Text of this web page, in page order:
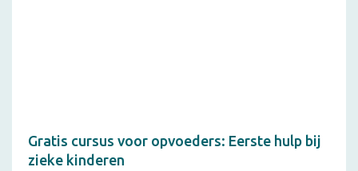
Gratis cursus voor opvoeders: Eerste hulp bij
zieke kinderen